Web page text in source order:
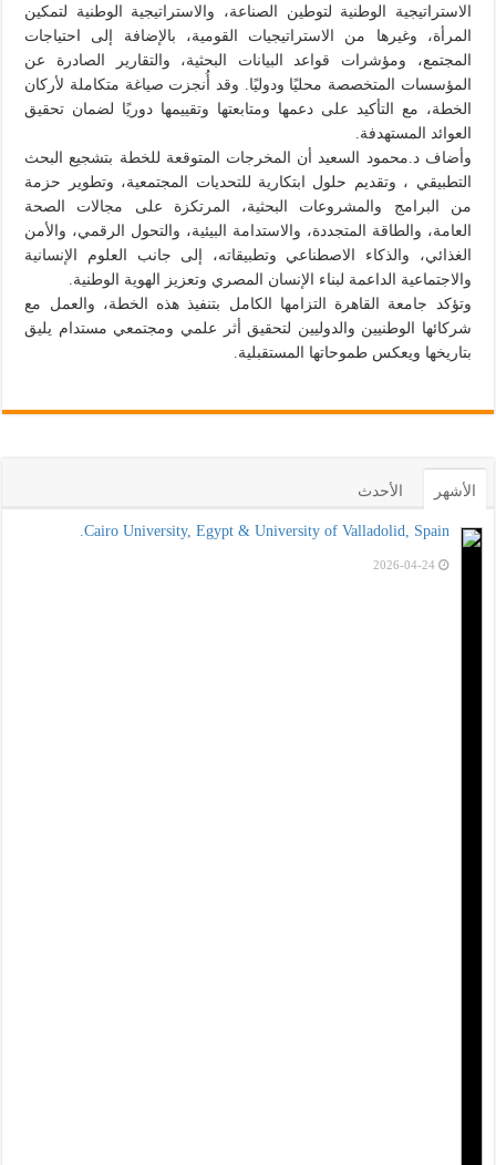
الاستراتيجية الوطنية لتوطين الصناعة، والاستراتيجية الوطنية لتمكين
المرأة، وغيرها من الاستراتيجيات القومية، بالإضافة إلى احتياجات
المجتمع، ومؤشرات قواعد البيانات البحثية، والتقارير الصادرة عن
المؤسسات المتخصصة محليًا ودوليًا. وقد أُنجزت صياغة متكاملة لأركان
الخطة، مع التأكيد على دعمها ومتابعتها وتقييمها دوريًا لضمان تحقيق
العوائد المستهدفة.
وأضاف د.محمود السعيد أن المخرجات المتوقعة للخطة بتشجيع البحث
التطبيقي ، وتقديم حلول ابتكارية للتحديات المجتمعية، وتطوير حزمة
من البرامج والمشروعات البحثية، المرتكزة على مجالات الصحة
العامة، والطاقة المتجددة، والاستدامة البيئية، والتحول الرقمي، والأمن
الغذائي، والذكاء الاصطناعي وتطبيقاته، إلى جانب العلوم الإنسانية
والاجتماعية الداعمة لبناء الإنسان المصري وتعزيز الهوية الوطنية.
وتؤكد جامعة القاهرة التزامها الكامل بتنفيذ هذه الخطة، والعمل مع
شركائها الوطنيين والدوليين لتحقيق أثر علمي ومجتمعي مستدام يليق
بتاريخها ويعكس طموحاتها المستقبلية.
الأشهر الأحدث
Cairo University, Egypt & University of Valladolid, Spain.
2026-04-24